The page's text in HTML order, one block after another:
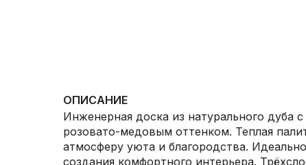
ОПИСАНИЕ
Инженерная доска из натурального дуба
розовато-медовым оттенком. Теплая
атмосферу уюта и благородства.
создания комфортного интерьера.